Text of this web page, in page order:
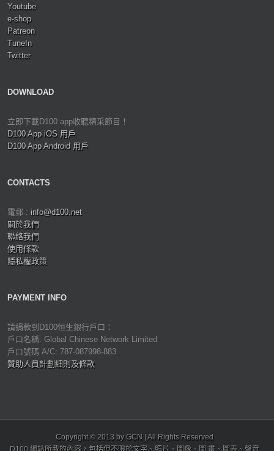
Youtube
e-shop
Patreon
TuneIn
Twitter
DOWNLOAD
立即下載D100 app收聽精采節目！
D100 App iOS 用戶
D100 App Android 用戶
CONTACTS
電郵 : info@d100.net
關於我們
聯絡我們
使用條款
隱私權政策
PAYMENT INFO
請捐款到D100恒生銀行戶口：
戶口名稱: Global Chinese Network Limited
戶口號碼 A/C: 787-087998-883
贊助人員計劃細則及條款
Copyright © 2013 by GCN | All Rights Reserved
D100 網站所載的內容，包括但不限於文字、照片、圖像、圖 畫、圖表、聲音